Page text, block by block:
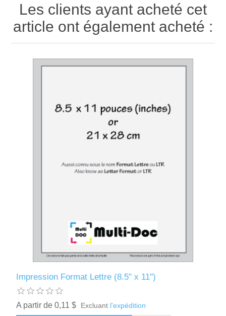
Les clients ayant acheté cet
article ont également acheté :
Impression Format Lettre (8.5" x 11")
A partir de 0,11 $ Excluant l'expédition